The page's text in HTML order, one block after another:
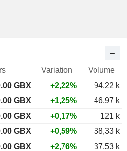
Variation
Volume
GBX +2,22%
94,22 k
GBX +1,25%
46,97 k
GBX +0,17%
121 k
GBX +0,59%
38,33 k
GBX +2,76% 37,53 k